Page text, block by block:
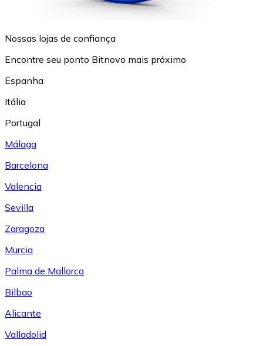
Nossas lojas de confiança
Encontre seu ponto Bitnovo mais próximo
Espanha
Itália
Portugal
Málaga
Barcelona
Valencia
Sevilla
Zaragoza
Murcia
Palma de Mallorca
Bilbao
Alicante
Valladolid